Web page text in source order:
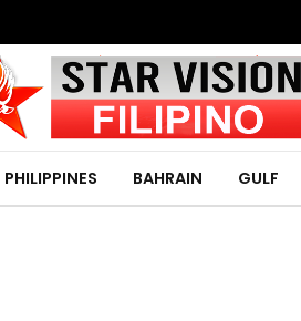
PHILIPPINES BAHRAIN GULF